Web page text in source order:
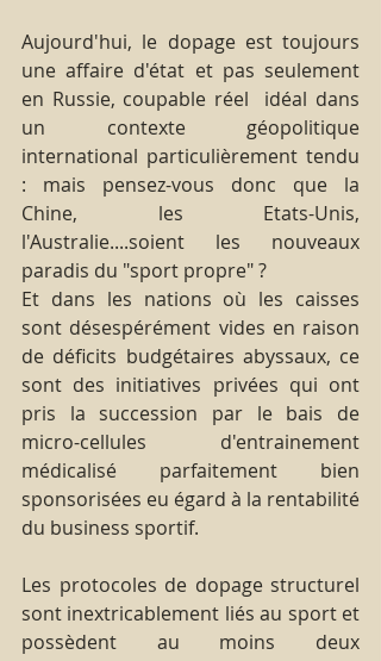
Aujourd'hui, le dopage est toujours
une affaire d'état et pas seulement
en Russie, coupable réel  idéal dans
un contexte géopolitique
international particulièrement tendu
: mais pensez-vous donc que la
Chine, les Etats-Unis,
l'Australie....soient les nouveaux
paradis du "sport propre" ?
Et dans les nations où les caisses
sont désespérément vides en raison
de déficits budgétaires abyssaux, ce
sont des initiatives privées qui ont
pris la succession par le bais de
micro-cellules d'entrainement
médicalisé parfaitement bien
sponsorisées eu égard à la rentabilité
du business sportif.
Les protocoles de dopage structurel
sont inextricablement liés au sport et
possèdent au moins deux